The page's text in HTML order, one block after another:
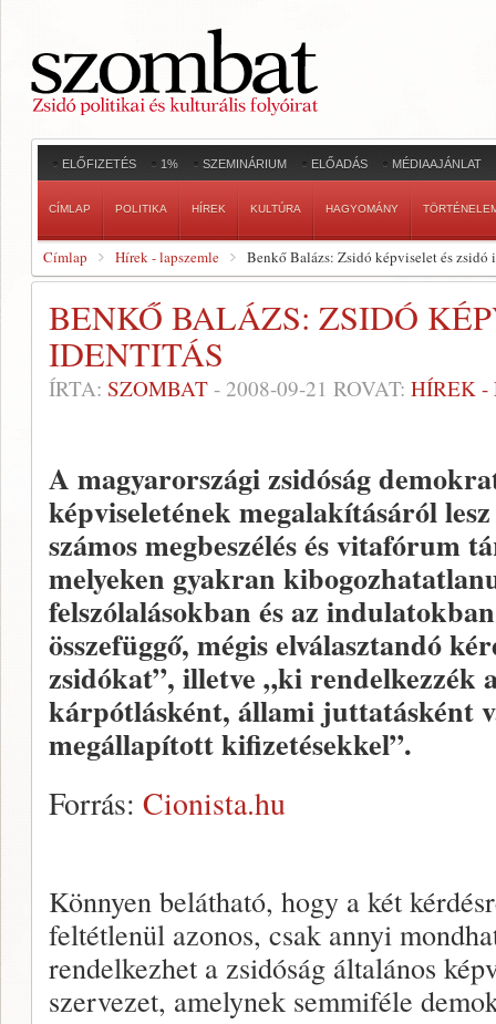
ELŐFIZETÉS 1% SZEMINÁRIUM ELŐADÁS MÉDIAAJÁNLAT
CÍMLAP POLITIKA HÍREK KULTÚRA HAGYOMÁNY
Címlap Hírek - lapszemle Benkő Balázs: Zsidó képviselet és zsidó
BENKŐ BALÁZS: ZSIDÓ
IDENTITÁS
ÍRTA: SZOMBAT - 2008-09-21 ROVAT: HÍREK -
A magyarországi zsidóság
képviseletének megalakításáról
számos megbeszélés és vitafórum
melyeken gyakran
felszólalásokban és az
összefüggő, mégis elválasztandó
zsidókat”, illetve „ki rendelkezzék
kárpótlásként, állami juttatásként
megállapított kifizetésekkel”.
Forrás: Cionista.hu
Könnyen belátható, hogy a két
feltétlenül azonos, csak annyi
rendelkezhet a zsidóság általános
szervezet, amelynek semmiféle